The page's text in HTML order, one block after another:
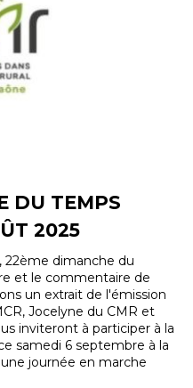
DU TEMPS
2025
22ème dimanche du
et le commentaire de
un extrait de l'émission
Jocelyne du CMR et
inviteront à participer à la
samedi 6 septembre à la
journée en marche